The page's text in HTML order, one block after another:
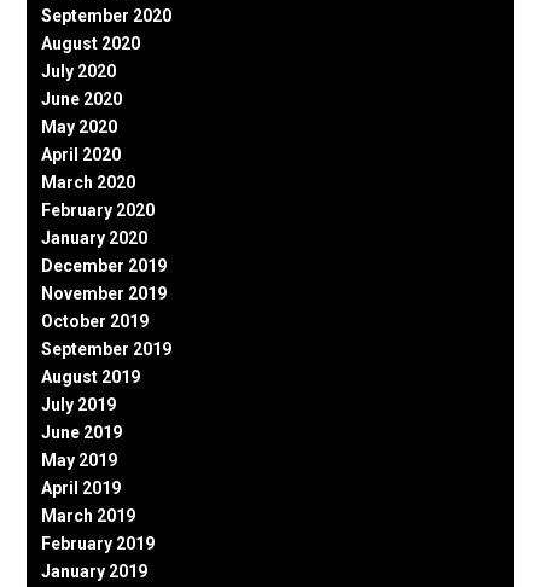
September 2020
August 2020
July 2020
June 2020
May 2020
April 2020
March 2020
February 2020
January 2020
December 2019
November 2019
October 2019
September 2019
August 2019
July 2019
June 2019
May 2019
April 2019
March 2019
February 2019
January 2019